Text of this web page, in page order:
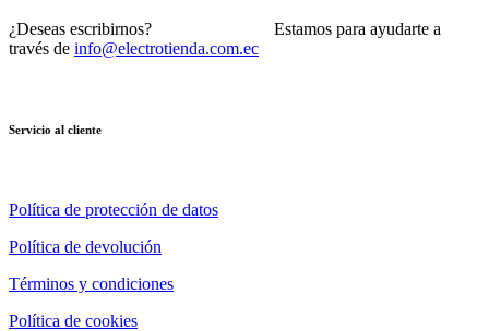
¿Deseas escribirnos? Estamos para ayudarte a
través de info@electrotienda.com.ec
Servicio al cliente
Política de protección de datos
Política de devolución
Términos y condiciones
Política de cookies